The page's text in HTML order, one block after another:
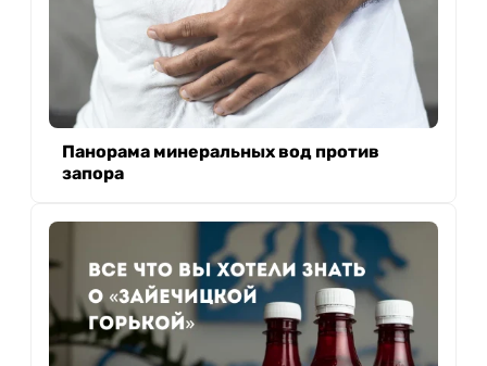
Панорама минеральных вод против
запора